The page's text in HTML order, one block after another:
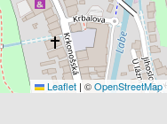
Leaflet | ©OpenStreetMap